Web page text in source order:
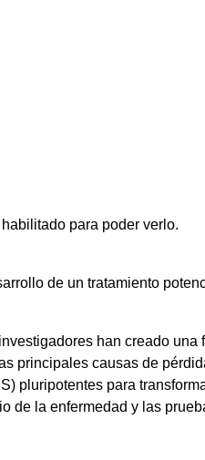
para poder verlo.
de un tratamiento
han creado una
principales causas de
pluripotentes para
de la enfermedad y las